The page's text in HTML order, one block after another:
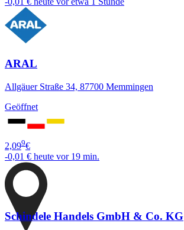
ARAL
Allgäuer Straße 34, 87700 Memmingen
Geöffnet
2,099€
-0,01 € heute vor 19 min.
Schindele Handels GmbH & Co. KG